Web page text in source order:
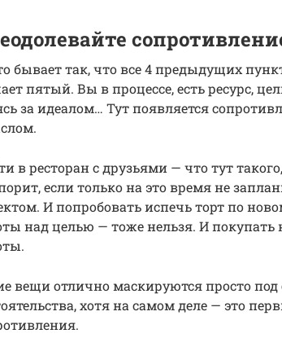
бывает так, что все 4 предыдущих
пятый. Вы в процессе, есть ресурс,
за идеалом… Тут появляется
в ресторан с друзьями — что тут
если только на это время не
И попробовать испечь торт по
над целью — тоже нельзя. И
вещи отлично маскируются просто
хотя на самом деле — это